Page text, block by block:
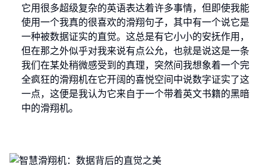
它用很多超级复杂的英语表达着许多事情，但即使我能
使用一个我真的很喜欢的滑翔句子，其中有一个说它是
一种被数据证实的直觉。这总是有它小小的安抚作用，
但在那之外似乎对我来说有点公允，也就是说这是一条
我们在某处稍微感受到的真理，突然间我想象着一个完
全疯狂的滑翔机在它开阔的喜悦空间中说数字证实了这
一点，这便是我认为它来自于一个带着英文书籍的黑暗
中的滑翔机。